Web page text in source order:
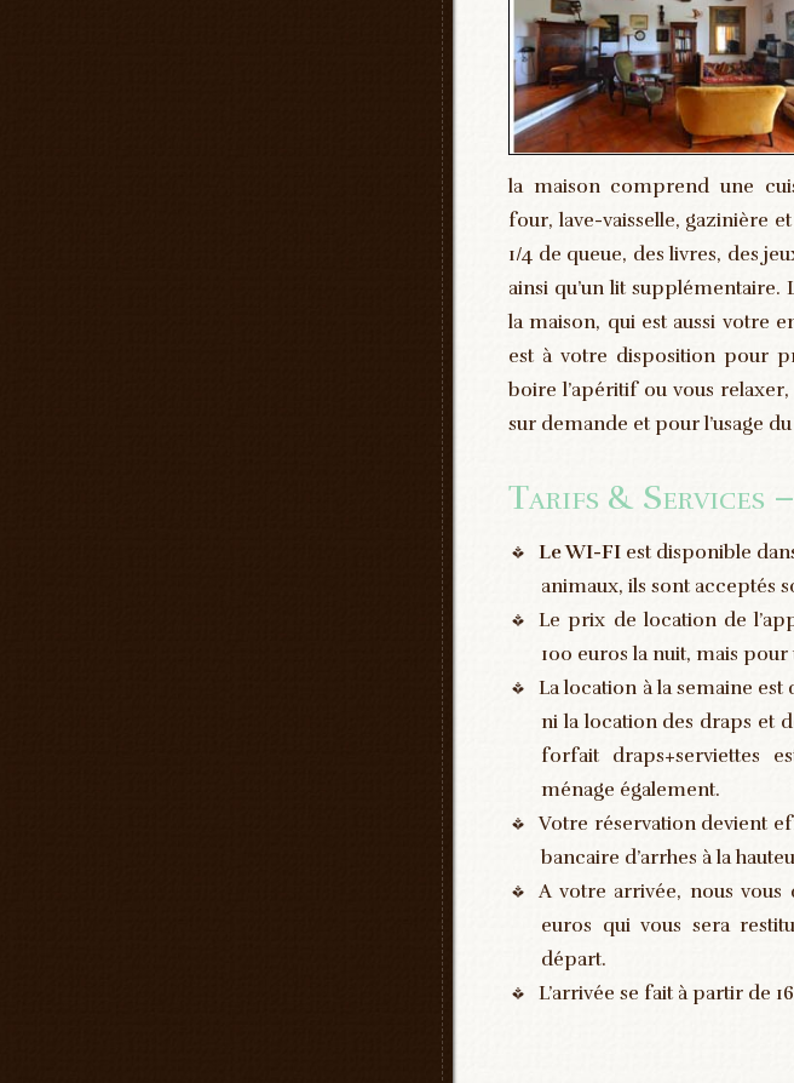
la maison comprend une
four, lave-vaisselle, gazinière
1/4 de queue, des livres, des
ainsi qu’un lit
la maison, qui est aussi votre
est à votre disposition pour
boire l’apéritif ou vous
sur demande et pour l’usage
Tarifs & Services
Le WI-FI est disponible
animaux, ils sont acceptés
Le prix de location de
100 euros la nuit, mais
La location à la semaine
ni la location des draps et
forfait draps+serviettes
ménage également.
Votre réservation devient
bancaire d’arrhes à la
A votre arrivée, nous vous
euros qui vous sera
départ.
L’arrivée se fait à partir de